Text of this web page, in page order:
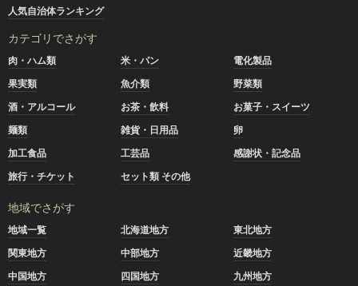
人気自治体ランキング
カテゴリでさがす
肉・ハム類 米・パン
電化製品
果実類
魚介類
野菜類
酒・アルコール
お茶・飲料
お菓子・スイーツ
麺類
雑貨・日用品
卵
加工食品
工芸品
感謝状・記念品
旅行・チケット
セット類 その他
地域でさがす
地域一覧 北海道地方
東北地方
関東地方
中部地方
近畿地方
中国地方
四国地方 九州地方